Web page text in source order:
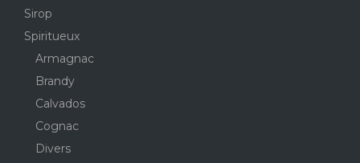
Sirop
Spiritueux
Armagnac
Brandy
Calvados
Cognac
Divers